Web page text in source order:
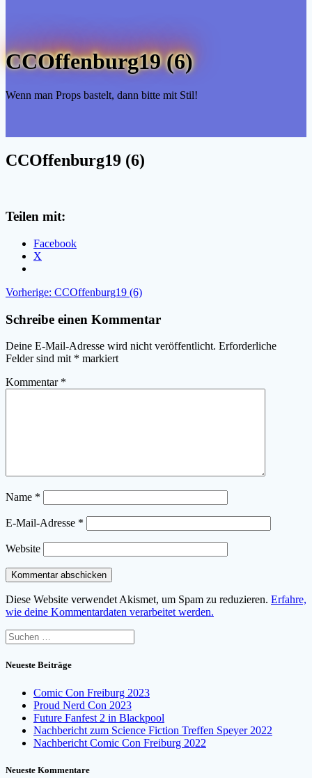
CCOffenburg19 (6)
Wenn man Props bastelt, dann bitte mit Stil!
CCOffenburg19 (6)
Teilen mit:
Facebook
X
Beitragsnavigation
Vorherige: Vorheriger
CCOffenburg19 (6)
Schreibe einen Kommentar
Deine E-Mail-Adresse wird nicht veröffentlicht. Erforderliche
Felder sind mit * markiert
Kommentar *
Name *
E-Mail-Adresse *
Website
Diese Website verwendet Akismet, um Spam zu reduzieren. Erfahre,
wie deine Kommentardaten verarbeitet werden.
Suchen
nach:
Neueste Beiträge
Comic Con Freiburg 2023
Proud Nerd Con 2023
Future Fanfest 2 in Blackpool
Nachbericht zum Science Fiction Treffen Speyer 2022
Nachbericht Comic Con Freiburg 2022
Neueste Kommentare